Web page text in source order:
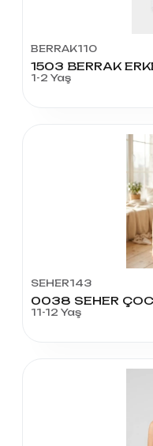
BERRAK110
1-2 Yaş
SEHER143
11-12 Yaş